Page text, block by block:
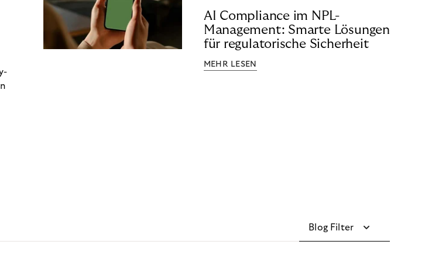
AI Compliance im NPL-
Management: Smarte Lösungen
für regulatorische Sicherheit
MEHR LESEN
Blog Filter